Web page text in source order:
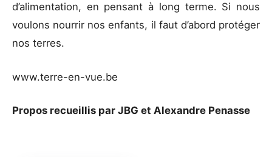
d’alimentation, en pensant à long terme. Si nous
voulons nourrir nos enfants, il faut d’abord protéger
nos terres.
www.terre-en-vue.be
Propos recueillis par JBG et Alexandre Penasse